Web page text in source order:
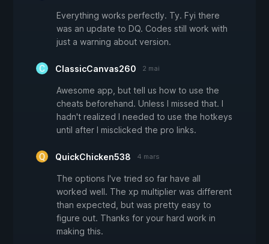
Everything works perfectly. Ty. Fyi there
was an update to DQ. Codes still work with
just a warning about version.
ClassicCanvas260 2 mai
Awesome app, but tell us how to use the
cheats beforehand. Unless I missed that. I
hadn't realized I needed to use the hotkeys
until after I misclicked the pro links.
QuickChicken538 4 mars
The options I've tried so far have all
worked well. The xp multiplier was different
than expected, but was pretty easy to
figure out. Thanks for your hard work in
making this.